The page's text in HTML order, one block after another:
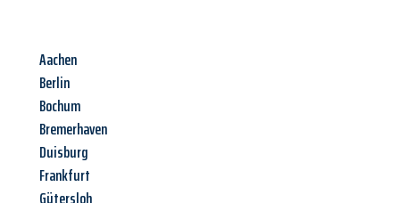
Aachen
Berlin
Bochum
Bremerhaven
Duisburg
Frankfurt